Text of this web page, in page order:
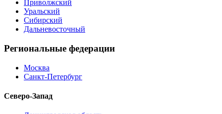
Приволжский
Уральский
Сибирский
Дальневосточный
Региональные федерации
Москва
Санкт-Петербург
Северо-Запад